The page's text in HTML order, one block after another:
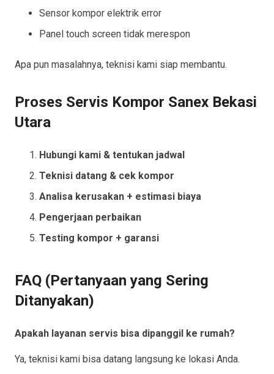
Sensor kompor elektrik error
Panel touch screen tidak merespon
Apa pun masalahnya, teknisi kami siap membantu.
Proses Servis Kompor Sanex Bekasi
Utara
Hubungi kami & tentukan jadwal
Teknisi datang & cek kompor
Analisa kerusakan + estimasi biaya
Pengerjaan perbaikan
Testing kompor + garansi
FAQ (Pertanyaan yang Sering
Ditanyakan)
Apakah layanan servis bisa dipanggil ke rumah?
Ya, teknisi kami bisa datang langsung ke lokasi Anda.